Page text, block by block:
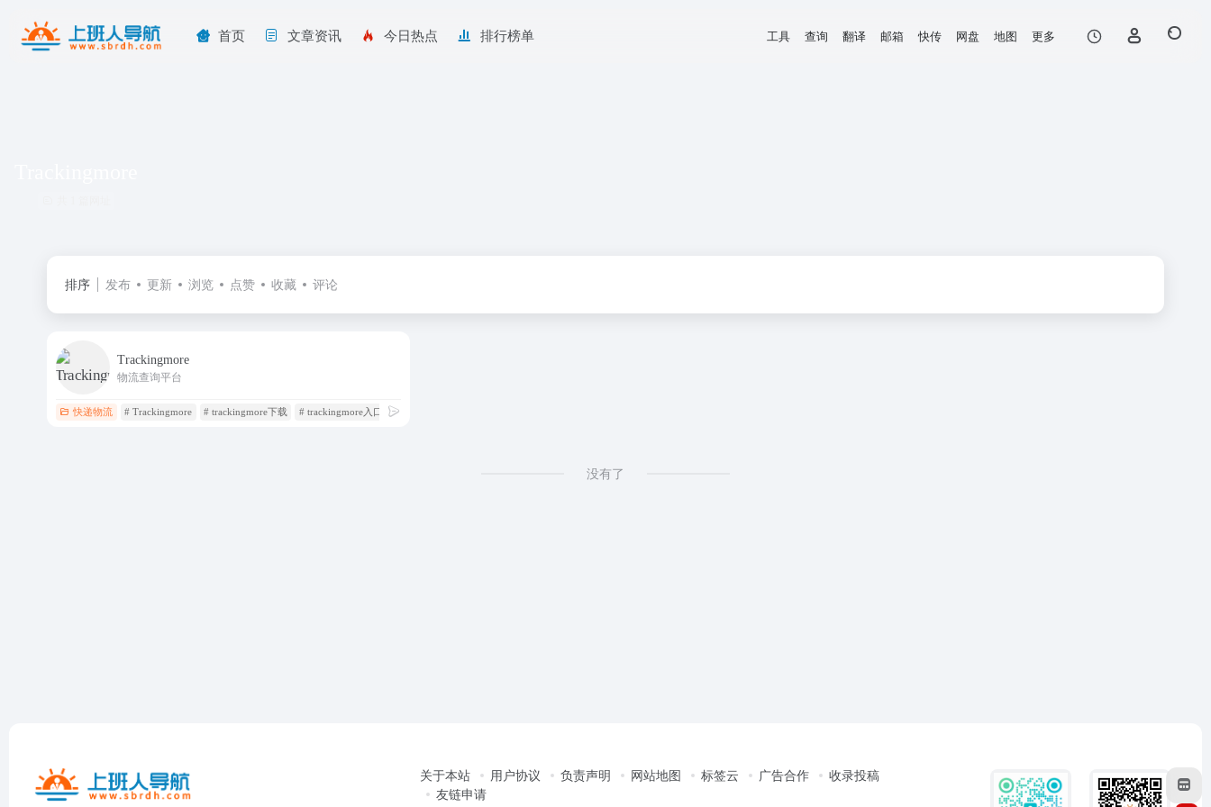
首页 文章资讯 今日热点 排行榜单 工具 查询 翻译 邮箱 快传 网盘 地图 更多
排序 发布 更新 浏览 点赞 收藏 评论
Trackingmore
物流查询平台
快递物流 # Trackingmore # trackingmore下载 # trackingmore入口
没有了
关于本站 用户协议 负责声明 网站地图 标签云 广告合作
收录投稿
友链申请